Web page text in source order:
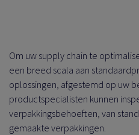
Om uw supply chain te
een breed scala aan
oplossingen, afgestemd op uw
productspecialisten kunnen
verpakkingsbehoeften, van
gemaakte verpakkingen.